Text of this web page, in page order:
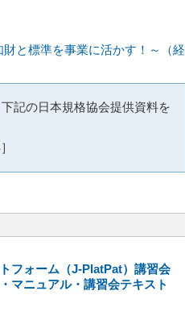
と標準を事業に活かす！～（経
記の日本規格協会提供資料を
フォーム（J-PlatPat）講習会
マニュアル・講習会テキスト